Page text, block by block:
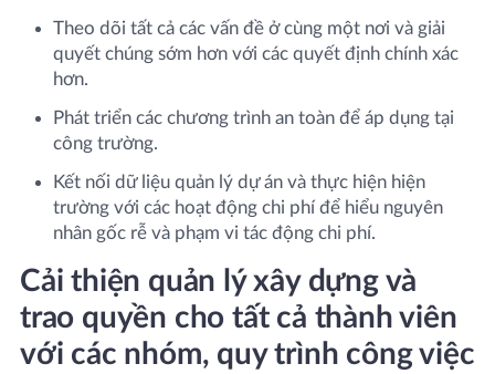
Theo dõi tất cả các vấn đề ở cùng một nơi và giải
quyết chúng sớm hơn với các quyết định chính xác
hơn.
Phát triển các chương trình an toàn để áp ​​dụng tại
công trường.
Kết nối dữ liệu quản lý dự án và thực hiện hiện
trường với các hoạt động chi phí để hiểu nguyên
nhân gốc rễ và phạm vi tác động chi phí.
Cải thiện quản lý xây dựng và
trao quyền cho tất cả thành viên
với các nhóm, quy trình công việc